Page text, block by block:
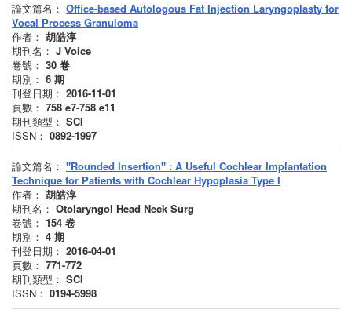
論文篇名： Office-based Autologous Fat Injection Laryngoplasty for
Vocal Process Granuloma
作者： 胡皓淳
期刊名： J Voice
卷號： 30 卷
期別： 6 期
刊登日期： 2016-11-01
頁數： 758 e7-758 e11
期刊類型： SCI
ISSN： 0892-1997
論文篇名： "Rounded Insertion" : A Useful Cochlear Implantation
Technique for Patients with Cochlear Hypoplasia Type I
作者： 胡皓淳
期刊名： Otolaryngol Head Neck Surg
卷號： 154 卷
期別： 4 期
刊登日期： 2016-04-01
頁數： 771-772
期刊類型： SCI
ISSN： 0194-5998